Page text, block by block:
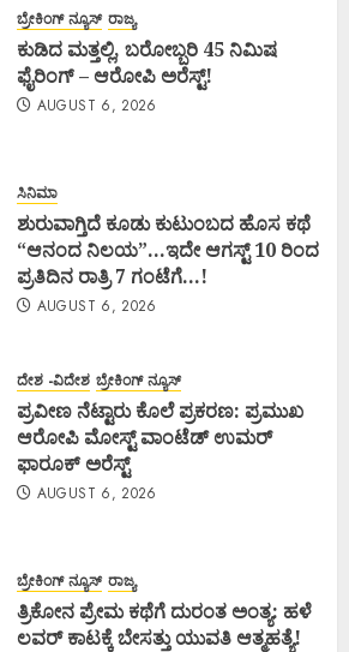
ಬ್ರೇಕಿಂಗ್ ನ್ಯೂಸ್ ರಾಜ್ಯ
ಕುಡಿದ ಮತ್ತಲ್ಲಿ, ಬರೋಬ್ಬರಿ 45 ನಿಮಿಷ
ಫೈರಿಂಗ್ – ಆರೋಪಿ ಅರೆಸ್ಟ್!
AUGUST 6, 2026
ಸಿನಿಮಾ
ಶುರುವಾಗ್ತಿದೆ ಕೂಡು ಕುಟುಂಬದ ಹೊಸ ಕಥೆ
“ಆನಂದ ನಿಲಯ”…ಇದೇ ಆಗಸ್ಟ್ 10 ರಿಂದ
ಪ್ರತಿದಿನ ರಾತ್ರಿ 7 ಗಂಟೆಗೆ…!
AUGUST 6, 2026
ದೇಶ -ವಿದೇಶ ಬ್ರೇಕಿಂಗ್ ನ್ಯೂಸ್
ಪ್ರವೀಣ ನೆಟ್ಟಾರು ಕೊಲೆ ಪ್ರಕರಣ: ಪ್ರಮುಖ
ಆರೋಪಿ ಮೋಸ್ಟ್ ವಾಂಟೆಡ್ ಉಮರ್
ಫಾರೂಕ್ ಅರೆಸ್ಟ್
AUGUST 6, 2026
ಬ್ರೇಕಿಂಗ್ ನ್ಯೂಸ್ ರಾಜ್ಯ
ತ್ರಿಕೋನ ಪ್ರೇಮ ಕಥೆಗೆ ದುರಂತ ಅಂತ್ಯ: ಹಳೆ
ಲವರ್ ಕಾಟಕ್ಕೆ ಬೇಸತ್ತು ಯುವತಿ ಆತ್ಮಹತ್ಯೆ!